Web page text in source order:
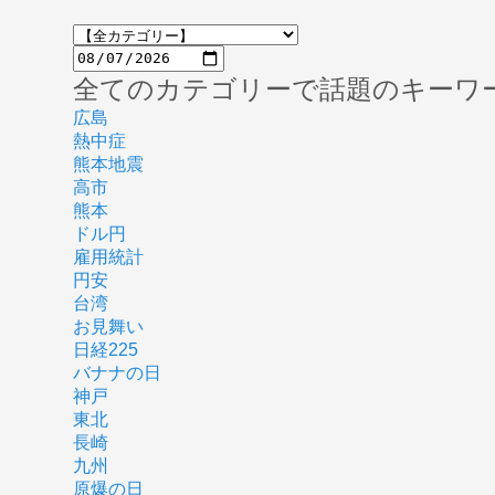
全てのカテゴリーで話題のキーワ
広島
熱中症
熊本地震
高市
熊本
ドル円
雇用統計
円安
台湾
お見舞い
日経225
バナナの日
神戸
東北
長崎
九州
原爆の日